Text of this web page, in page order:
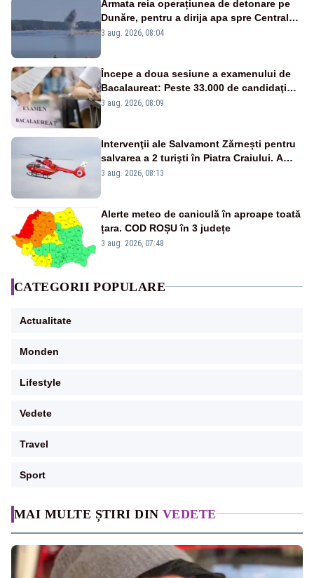
MAI MULTE ȘTIRI DIN VEDETE
Armata reia operațiunea de detonare pe
Dunăre, pentru a dirija apa spre Centrala
Cernavodă
3 aug. 2026, 08:04
Începe a doua sesiune a examenului de
Bacalaureat: Peste 33.000 de candidaţi
înscrişi
3 aug. 2026, 08:09
Intervenţii ale Salvamont Zărnești pentru
salvarea a 2 turişti în Piatra Craiului. A
fost solicitat elicopterul SMURD
3 aug. 2026, 08:13
Alerte meteo de caniculă în aproape toată
țara. COD ROȘU în 3 județe
3 aug. 2026, 07:48
CATEGORII POPULARE
Actualitate
Monden
Lifestyle
Vedete
Travel
Sport